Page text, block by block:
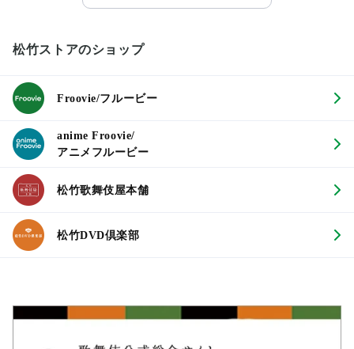
松竹ストアのショップ
Froovie/フルービー
anime Froovie/
アニメフルービー
松竹歌舞伎屋本舗
松竹DVD倶楽部